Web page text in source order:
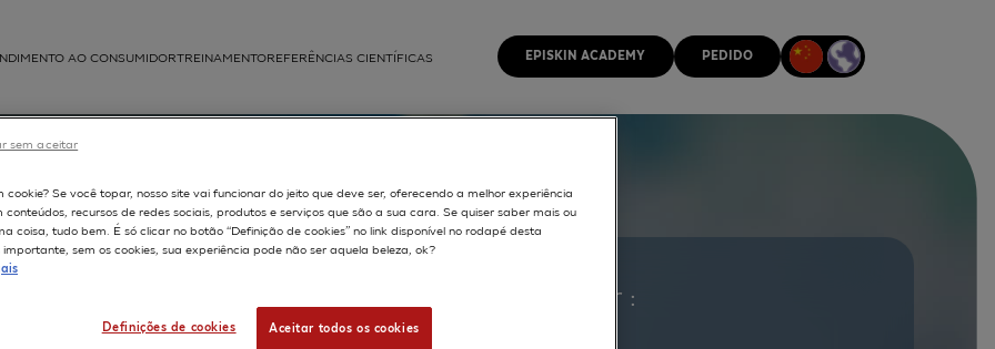
AO CONSUMIDORTREINAMENTOREFERÊNCIAS CIENTÍFICAS EPISKIN ACADEMY PEDIDO
Procurar por :
cookie? Se você topar, nosso site vai funcionar do jeito que deve ser, oferecendo a melhor experiência
conteúdos, recursos de redes sociais, produtos e serviços que são a sua cara. Se quiser saber mais ou
coisa, tudo bem. É só clicar no botão “Definição de cookies” no link disponível no rodapé desta
sem os cookies, sua experiência pode não ser aquela beleza, ok?
Definições de cookies Aceitar todos os cookies
sem aceitar